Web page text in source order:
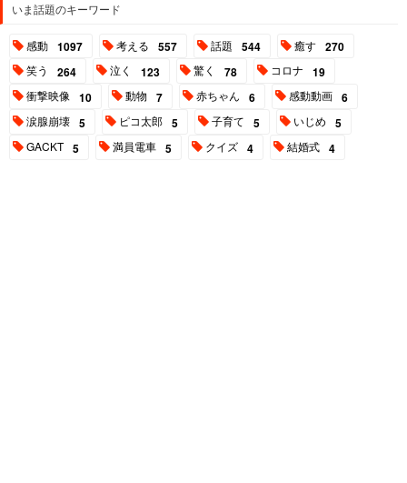
いま話題のキーワード
感動 1097 考える 557 話題 544 癒す 270
笑う 264 泣く 123 驚く 78 コロナ 19
衝撃映像 10 動物 7 赤ちゃん 6 感動動画 6
涙腺崩壊 5 ピコ太郎 5 子育て 5 いじめ 5
GACKT 5 満員電車 5 クイズ 4 結婚式 4